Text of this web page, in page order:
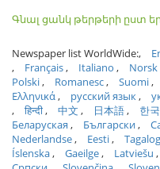
Գնալ ցանկ թերթերի ըստ
Newspaper list WorldWide:
Français
Italiano Norsk
Polski
Romanesc Suomi
Ελληνικά
русский язык
हिन्दी
中文 日本語 한
Беларуская
Български
Nederlandse
Eesti Tagalog
Íslenska
Gaeilge Latviešu